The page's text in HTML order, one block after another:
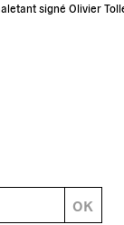
signé Olivier
OK